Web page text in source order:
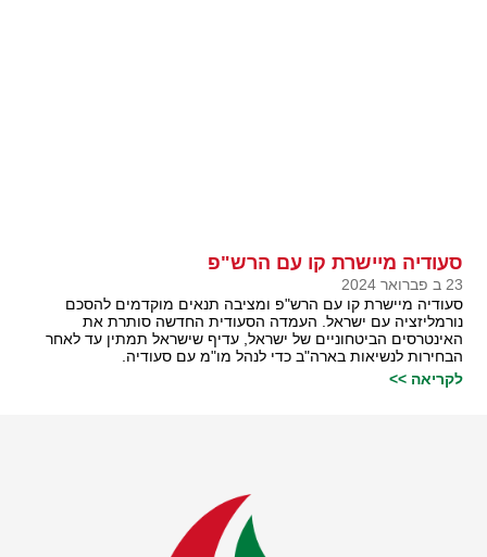
סעודיה מיישרת קו עם הרש"פ
23 ב פברואר 2024
סעודיה מיישרת קו עם הרש"פ ומציבה תנאים מוקדמים להסכם
נורמליזציה עם ישראל. העמדה הסעודית החדשה סותרת את
האינטרסים הביטחוניים של ישראל, עדיף שישראל תמתין עד לאחר
הבחירות לנשיאות בארה"ב כדי לנהל מו"מ עם סעודיה.
לקריאה >>